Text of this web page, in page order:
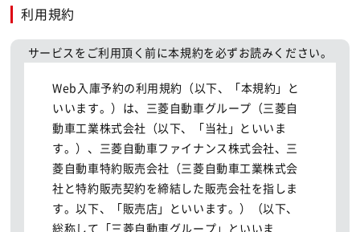
利用規約
サービスをご利用頂く前に本規約を必ずお読みください。
Web入庫予約の利用規約（以下、「本規約」と
いいます。）は、三菱自動車グループ（三菱自
動車工業株式会社（以下、「当社」といいま
す。）、三菱自動車ファイナンス株式会社、三
菱自動車特約販売会社（三菱自動車工業株式会
社と特約販売契約を締結した販売会社を指しま
す。以下、「販売店」といいます。）（以下、
総称して「三菱自動車グループ」といいま